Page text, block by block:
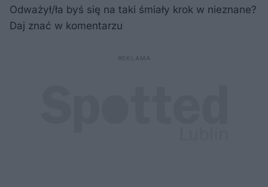
Odważył/ła byś się na taki śmiały krok w nieznane?
Daj znać w komentarzu